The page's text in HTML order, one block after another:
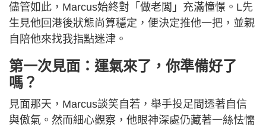
儘管如此，Marcus始終對「做老闆」充滿憧憬。L先
生見他回港後狀態尚算穩定，便決定推他一把，並親
自陪他來找我指點迷津。
第一次見面：運氣來了，你準備好了
嗎？
見面那天，Marcus談笑自若，舉手投足間透著自信
與傲氣。然而細心觀察，他眼神深處仍藏著一絲怯懦